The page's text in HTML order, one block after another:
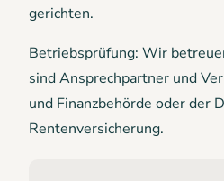
gerichten.
Betriebsprüfung: Wir
sind Ansprechpartner und
und Finanzbehörde oder der
Rentenversicherung.